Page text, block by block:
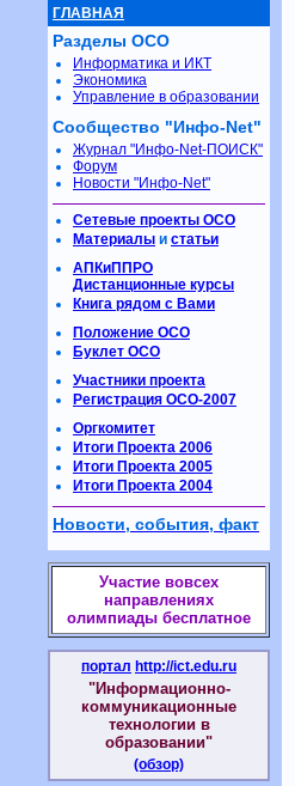
ГЛАВНАЯ
Разделы ОСО
Информатика и ИКТ
Экономика
Управление в образовании
Сообщество "Инфо-Net"
Журнал "Инфо-Net-ПОИСК"
Форум
Новости "Инфо-Net"
Сетевые проекты ОСО
Материалы и статьи
АПКиППРО
Дистанционные курсы
Книга рядом с Вами
Положение ОСО
Буклет ОСО
Участники проекта
Регистрация ОСО-2007
Оргкомитет
Итоги Проекта 2006
Итоги Проекта 2005
Итоги Проекта 2004
Новости, события, факт
Участие вовсех
направлениях
олимпиады бесплатное
портал http://ict.edu.ru
"Информационно-
коммуникационные
технологии в
образовании"
(обзор)